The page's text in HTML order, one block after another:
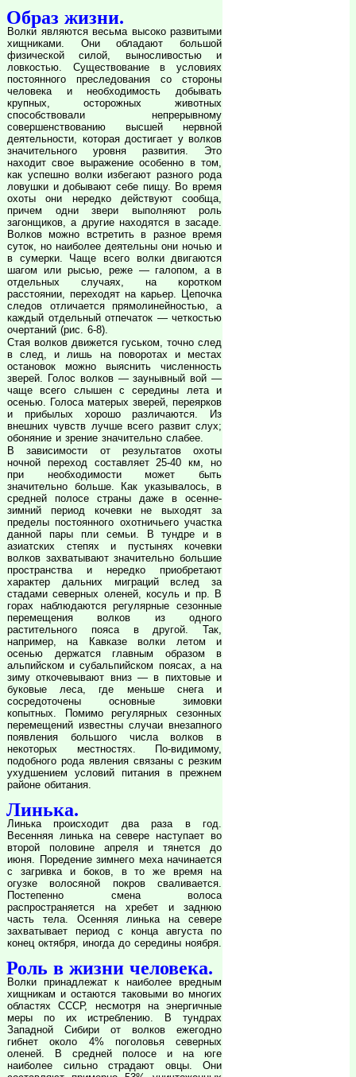
Образ жизни.
Волки являются весьма высоко развитыми
хищниками. Они обладают большой
физической силой, выносливостью и
ловкостью. Существование в условиях
постоянного преследования со стороны
человека и необходимость добывать
крупных, осторожных животных
способствовали непрерывному
совершенствованию высшей нервной
деятельности, которая достигает у волков
значительного уровня развития. Это
находит свое выражение особенно в том,
как успешно волки избегают разного рода
ловушки и добывают себе пищу. Во время
охоты они нередко действуют сообща,
причем одни звери выполняют роль
загонщиков, а другие находятся в засаде.
Волков можно встретить в разное время
суток, но наиболее деятельны они ночью и
в сумерки. Чаще всего волки двигаются
шагом или рысью, реже — галопом, а в
отдельных случаях, на коротком
расстоянии, переходят на карьер. Цепочка
следов отличается прямолинейностью, а
каждый отдельный отпечаток — четкостью
очертаний (рис. 6-8).
Стая волков движется гуськом, точно след
в след, и лишь на поворотах и местах
остановок можно выяснить численность
зверей. Голос волков — заунывный вой —
чаще всего слышен с середины лета и
осенью. Голоса матерых зверей, переярков
и прибылых хорошо различаются. Из
внешних чувств лучше всего развит слух;
обоняние и зрение значительно слабее.
В зависимости от результатов охоты
ночной переход составляет 25-40 км, но
при необходимости может быть
значительно больше. Как указывалось, в
средней полосе страны даже в осенне-
зимний период кочевки не выходят за
пределы постоянного охотничьего участка
данной пары пли семьи. В тундре и в
азиатских степях и пустынях кочевки
волков захватывают значительно большие
пространства и нередко приобретают
характер дальних миграций вслед за
стадами северных оленей, косуль и пр. В
горах наблюдаются регулярные сезонные
перемещения волков из одного
растительного пояса в другой. Так,
например, на Кавказе волки летом и
осенью держатся главным образом в
альпийском и субальпийском поясах, а на
зиму откочевывают вниз — в пихтовые и
буковые леса, где меньше снега и
сосредоточены основные зимовки
копытных. Помимо регулярных сезонных
перемещений известны случаи внезапного
появления большого числа волков в
некоторых местностях. По-видимому,
подобного рода явления связаны с резким
ухудшением условий питания в прежнем
районе обитания.
Линька.
Линька происходит два раза в год.
Весенняя линька на севере наступает во
второй половине апреля и тянется до
июня. Поредение зимнего меха начинается
с загривка и боков, в то же время на
огузке волосяной покров сваливается.
Постепенно смена волоса
распространяется на хребет и заднюю
часть тела. Осенняя линька на севере
захватывает период с конца августа по
конец октября, иногда до середины ноября.
Роль в жизни человека.
Волки принадлежат к наиболее вредным
хищникам и остаются таковыми во многих
областях СССР, несмотря на энергичные
меры по их истреблению. В тундрах
Западной Сибири от волков ежегодно
гибнет около 4% поголовья северных
оленей. В средней полосе и на юге
наиболее сильно страдают овцы. Они